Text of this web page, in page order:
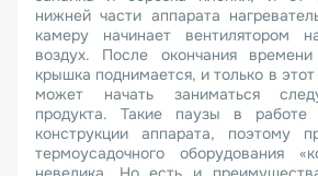
нижней части аппарата
камеру начинает вентилятором
воздух. После окончания
крышка поднимается, и только в
может начать заниматься
продукта. Такие паузы в работе
конструкции аппарата, поэтому
термоусадочного оборудования